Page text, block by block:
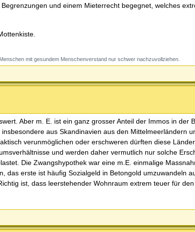
und einem Mieterrecht begegnet, welches
mit gesundem Menschenverstand nur schwer nachzuvollziehen.
Aber m. E. ist ein ganz grosser Anteil der Immos in der
aus Skandinavien aus den Mittelmeerländern
verunmöglichen oder erschweren dürften diese
und werden daher vermutlich nur solche
Die Zwangshypothek war eine m.E. einmalige
das erste ist häufig Sozialgeld in Betongold umzuwandeln
ist, dass leerstehender Wohnraum extrem teuer für